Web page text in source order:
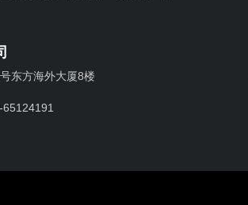
东方海外大厦8楼